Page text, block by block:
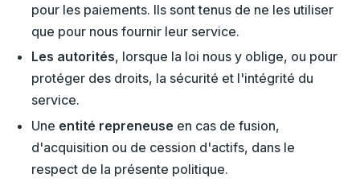
pour les paiements. Ils sont tenus de ne les utiliser
que pour nous fournir leur service.
Les autorités, lorsque la loi nous y oblige, ou pour
protéger des droits, la sécurité et l'intégrité du
service.
Une entité repreneuse en cas de fusion,
d'acquisition ou de cession d'actifs, dans le
respect de la présente politique.